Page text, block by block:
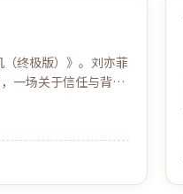
终极版）》。刘亦菲
一场关于信任与背叛